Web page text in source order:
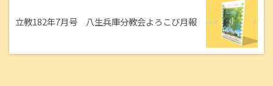
立教182年7月号 八生兵庫分教会よろこび月報